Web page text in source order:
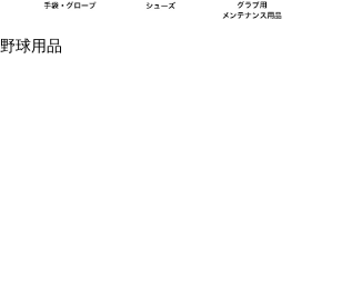
球用品